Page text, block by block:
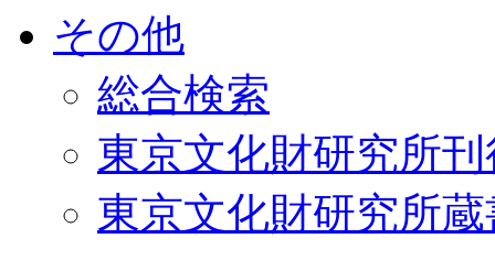
その他
総合検索
東京文化財研究所
東京文化財研究所